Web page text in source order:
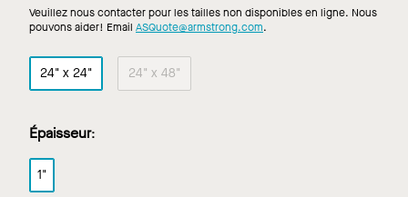
Veuillez nous contacter pour les tailles non disponibles en ligne. Nous
pouvons aider! Email ASQuote@armstrong.com.
24" x 24" 24" x 48"
Épaisseur:
1"